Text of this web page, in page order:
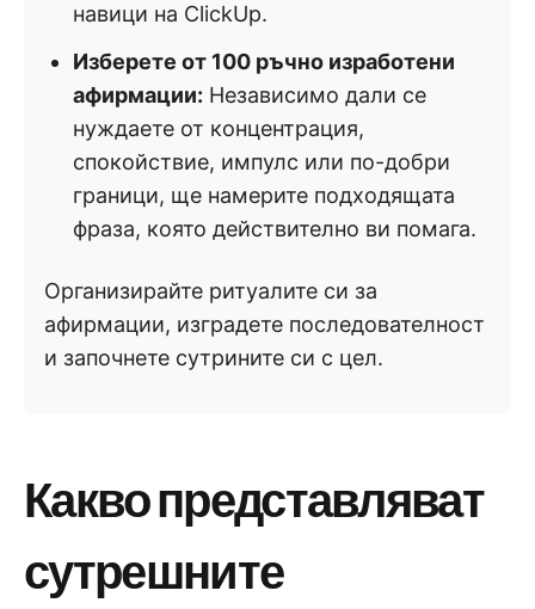
навици на ClickUp.
Изберете от 100 ръчно изработени
афирмации: Независимо дали се
нуждаете от концентрация,
спокойствие, импулс или по-добри
граници, ще намерите подходящата
фраза, която действително ви помага.
Организирайте ритуалите си за
афирмации, изградете последователност
и започнете сутрините си с цел.
Какво представляват
сутрешните